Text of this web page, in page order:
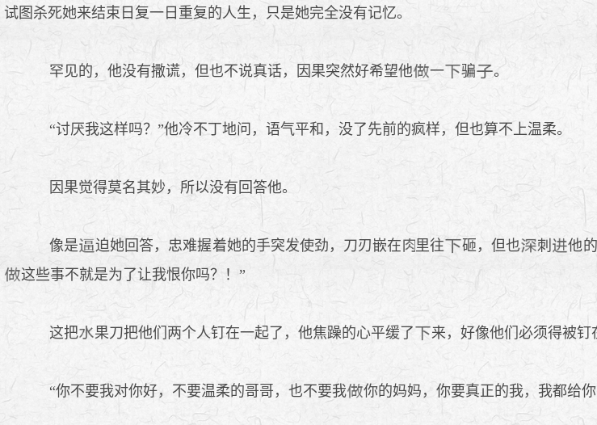
试图杀死她来结束日复一日重复的人生，只是她完全没有记忆。
罕见的，他没有撒谎，但也不说真话，因果突然好希望他 一 骗 。
“讨厌我这样吗？”他冷不丁地问，语气平和，没了先前的疯样，但也算不上温柔。
因果觉得莫名其妙，所以没有回答他。
像是 迫她回答，忠难握着她的手突发使劲，刀刃嵌在 里往 砸，但也 刺 他的
这些事不就是为了让我恨你吗？！”
这把 果刀把他们两个人钉在一起了，他焦躁的心平缓了 来，好像他们必须得被钉
“你不要我对你好，不要温柔的哥哥，也不要我 你的妈妈，你要真正的我，我都给